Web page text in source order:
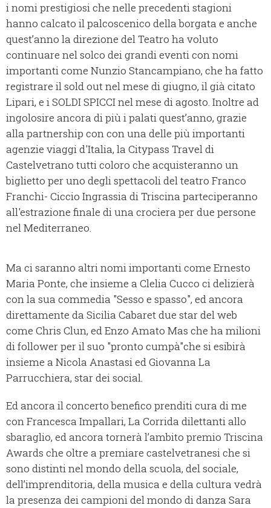
i nomi prestigiosi che nelle precedenti stagioni
hanno calcato il palcoscenico della borgata e anche
quest’anno la direzione del Teatro ha voluto
continuare nel solco dei grandi eventi con nomi
importanti come Nunzio Stancampiano, che ha fatto
registrare il sold out nel mese di giugno, il già citato
Lipari, e i SOLDI SPICCI nel mese di agosto. Inoltre ad
ingolosire ancora di più i palati quest’anno, grazie
alla partnership con con una delle più importanti
agenzie viaggi d'Italia, la Citypass Travel di
Castelvetrano tutti coloro che acquisteranno un
biglietto per uno degli spettacoli del teatro Franco
Franchi- Ciccio Ingrassia di Triscina parteciperanno
all'estrazione finale di una crociera per due persone
nel Mediterraneo.
Ma ci saranno altri nomi importanti come Ernesto
Maria Ponte, che insieme a Clelia Cucco ci delizierà
con la sua commedia "Sesso e spasso", ed ancora
direttamente da Sicilia Cabaret due star del web
come Chris Clun, ed Enzo Amato Mas che ha milioni
di follower per il suo "pronto cumpà"che si esibirà
insieme a Nicola Anastasi ed Giovanna La
Parrucchiera, star dei social.
Ed ancora il concerto benefico prenditi cura di me
con Francesca Impallari, La Corrida dilettanti allo
sbaraglio, ed ancora tornerà l’ambito premio Triscina
Awards che oltre a premiare castelvetranesi che si
sono distinti nel mondo della scuola, del sociale,
dell’imprenditoria, della musica e della cultura vedrà
la presenza dei campioni del mondo di danza Sara